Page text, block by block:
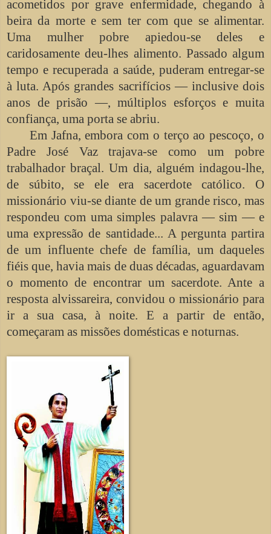
acometidos por grave enfermidade, chegando à
beira da morte e sem ter com que se alimentar.
Uma mulher pobre apiedou-se deles e
caridosamente deu-lhes alimento. Passado algum
tempo e recuperada a saúde, puderam entregar-se
à luta. Após grandes sacrifícios — inclusive dois
anos de prisão —, múltiplos esforços e muita
confiança, uma porta se abriu.
Em Jafna, embora com o terço ao pescoço, o
Padre José Vaz trajava-se como um pobre
trabalhador braçal. Um dia, alguém indagou-lhe,
de súbito, se ele era sacerdote católico. O
missionário viu-se diante de um grande risco, mas
respondeu com uma simples palavra — sim — e
uma expressão de santidade... A pergunta partira
de um influente chefe de família, um daqueles
fiéis que, havia mais de duas décadas, aguardavam
o momento de encontrar um sacerdote. Ante a
resposta alvissareira, convidou o missionário para
ir a sua casa, à noite. E a partir de então,
começaram as missões domésticas e noturnas.